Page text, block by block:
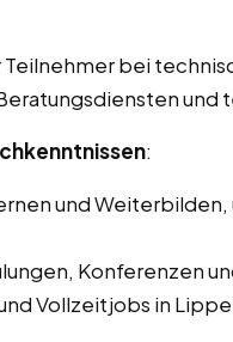
bei
und
:
und
Konferenzen
Vollzeitjobs in